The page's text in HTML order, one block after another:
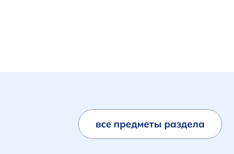
все предметы раздела